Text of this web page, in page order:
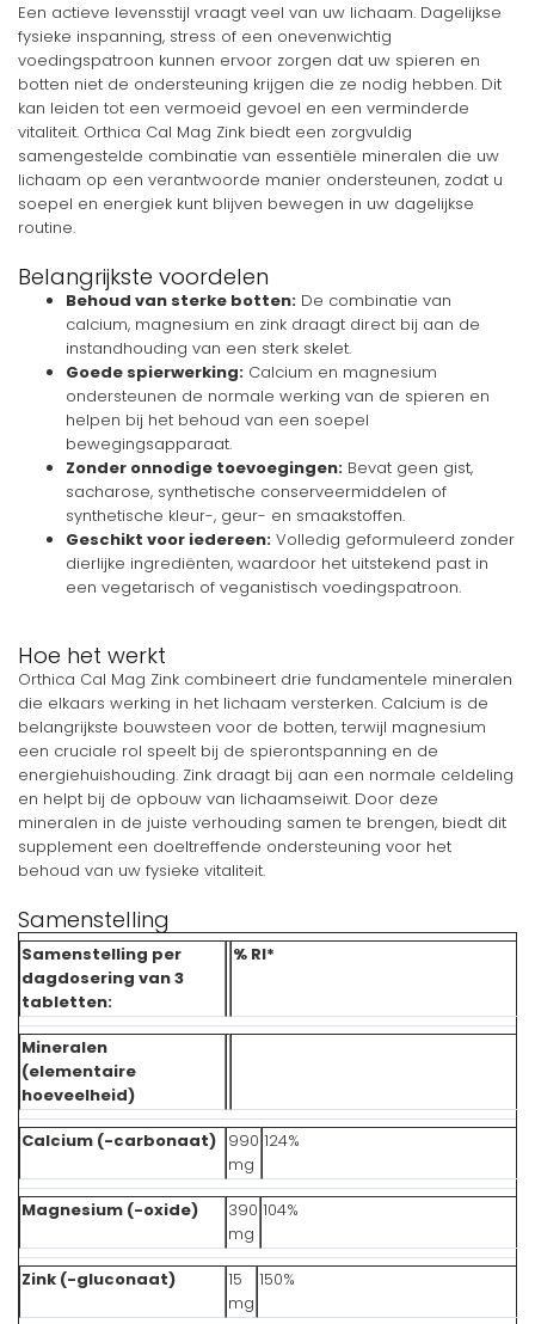
Een actieve levensstijl vraagt veel van uw lichaam. Dagelijkse
fysieke inspanning, stress of een onevenwichtig
voedingspatroon kunnen ervoor zorgen dat uw spieren en
botten niet de ondersteuning krijgen die ze nodig hebben. Dit
kan leiden tot een vermoeid gevoel en een verminderde
vitaliteit. Orthica Cal Mag Zink biedt een zorgvuldig
samengestelde combinatie van essentiële mineralen die uw
lichaam op een verantwoorde manier ondersteunen, zodat u
soepel en energiek kunt blijven bewegen in uw dagelijkse
routine.
Belangrijkste voordelen
Behoud van sterke botten: De combinatie van
calcium, magnesium en zink draagt direct bij aan de
instandhouding van een sterk skelet.
Goede spierwerking: Calcium en magnesium
ondersteunen de normale werking van de spieren en
helpen bij het behoud van een soepel
bewegingsapparaat.
Zonder onnodige toevoegingen: Bevat geen gist,
sacharose, synthetische conserveermiddelen of
synthetische kleur-, geur- en smaakstoffen.
Geschikt voor iedereen: Volledig geformuleerd zonder
dierlijke ingrediënten, waardoor het uitstekend past in
een vegetarisch of veganistisch voedingspatroon.
Hoe het werkt
Orthica Cal Mag Zink combineert drie fundamentele mineralen
die elkaars werking in het lichaam versterken. Calcium is de
belangrijkste bouwsteen voor de botten, terwijl magnesium
een cruciale rol speelt bij de spierontspanning en de
energiehuishouding. Zink draagt bij aan een normale celdeling
en helpt bij de opbouw van lichaamseiwit. Door deze
mineralen in de juiste verhouding samen te brengen, biedt dit
supplement een doeltreffende ondersteuning voor het
behoud van uw fysieke vitaliteit.
Samenstelling
Samenstelling per
dagdosering van 3
tabletten:
% RI*
Mineralen
(elementaire
hoeveelheid)
Calcium (-carbonaat) 990
mg
124%
Magnesium (-oxide)
390
mg
104%
Zink (-gluconaat)
15
mg
150%